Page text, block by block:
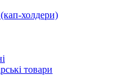
холдери)
товари